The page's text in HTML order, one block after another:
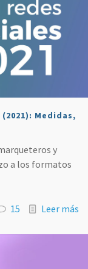
Medidas,
y
a los formatos
15 Leer más